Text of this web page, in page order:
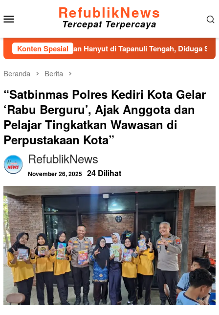
ke
konten
RefublikNews
Tercepat Terpercaya
Konten Spesial
Pria Ditemukan Hanyut di Tapanuli Tengah, Diduga Sempat
Beranda Berita
“Satbinmas Polres Kediri Kota Gelar
‘Rabu Berguru’, Ajak Anggota dan
Pelajar Tingkatkan Wawasan di
Perpustakaan Kota”
RefublikNews
November 26, 2025 24 Dilihat